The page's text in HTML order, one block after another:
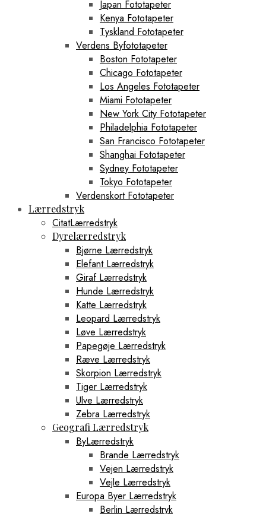
Japan Fototapeter
Kenya Fototapeter
Tyskland Fototapeter
Verdens Byfototapeter
Boston Fototapeter
Chicago Fototapeter
Los Angeles Fototapeter
Miami Fototapeter
New York City Fototapeter
Philadelphia Fototapeter
San Francisco Fototapeter
Shanghai Fototapeter
Sydney Fototapeter
Tokyo Fototapeter
Verdenskort Fototapeter
Lærredstryk
CitatLærredstryk
Dyrelærredstryk
Bjørne Lærredstryk
Elefant Lærredstryk
Giraf Lærredstryk
Hunde Lærredstryk
Katte Lærredstryk
Leopard Lærredstryk
Løve Lærredstryk
Papegøje Lærredstryk
Ræve Lærredstryk
Skorpion Lærredstryk
Tiger Lærredstryk
Ulve Lærredstryk
Zebra Lærredstryk
Geografi Lærredstryk
ByLærredstryk
Brande Lærredstryk
Vejen Lærredstryk
Vejle Lærredstryk
Europa Byer Lærredstryk
Berlin Lærredstryk